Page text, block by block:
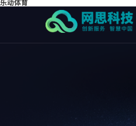
乐动体育